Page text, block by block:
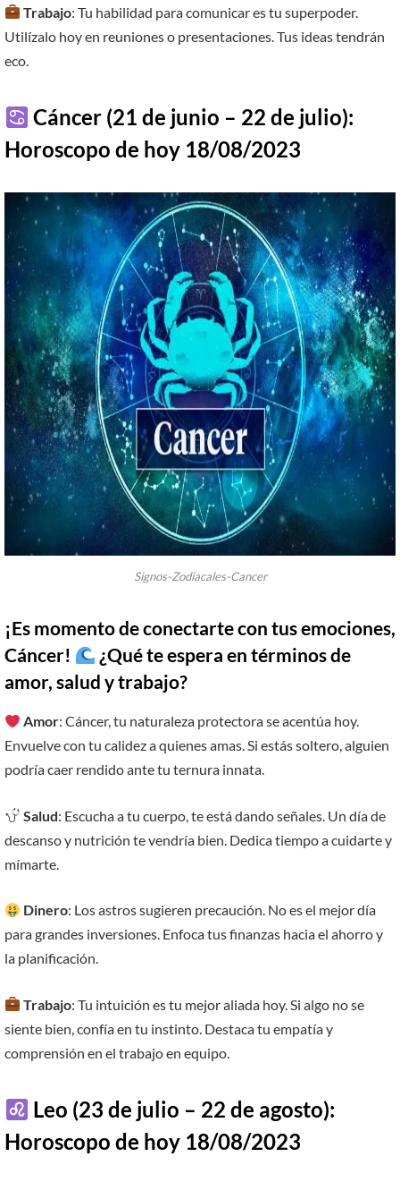
Trabajo: Tu habilidad para comunicar es tu superpoder.
Utilízalo hoy en reuniones o presentaciones. Tus ideas tendrán
eco.
Cáncer (21 de junio – 22 de julio):
Horoscopo de hoy 18/08/2023
Signos-Zodiacales-Cancer
¡Es momento de conectarte con tus emociones,
Cáncer!
¿Qué te espera en términos de
amor, salud y trabajo?
Amor: Cáncer, tu naturaleza protectora se acentúa hoy.
Envuelve con tu calidez a quienes amas. Si estás soltero, alguien
podría caer rendido ante tu ternura innata.
Salud: Escucha a tu cuerpo, te está dando señales. Un día de
descanso y nutrición te vendría bien. Dedica tiempo a cuidarte y
mímarte.
Dinero: Los astros sugieren precaución. No es el mejor día
para grandes inversiones. Enfoca tus finanzas hacia el ahorro y
la planificación.
Trabajo: Tu intuición es tu mejor aliada hoy. Si algo no se
siente bien, confía en tu instinto. Destaca tu empatía y
comprensión en el trabajo en equipo.
Leo (23 de julio – 22 de agosto):
Horoscopo de hoy 18/08/2023